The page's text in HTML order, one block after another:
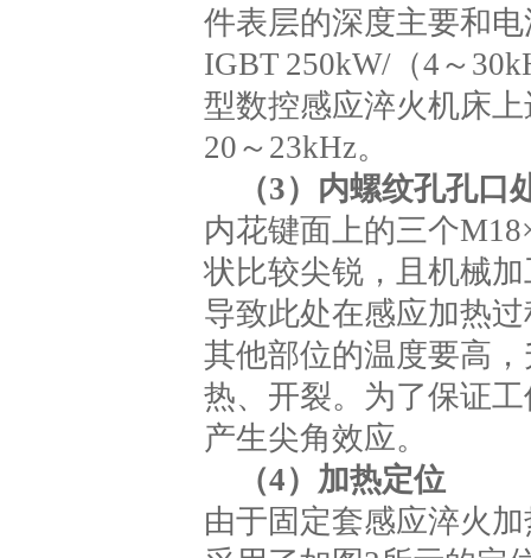
件表层的深度主要和
IGBT 250kW/（4～
型数控感应淬火机床
20～23kHz。
（3）内螺纹孔孔口
内花键面上的三个
状比较尖锐，且机械
导致此处在感应加热
其他部位的温度要高
热、开裂。为了保证
产生尖角效应。
（4）加热定位
由于固定套感应淬火